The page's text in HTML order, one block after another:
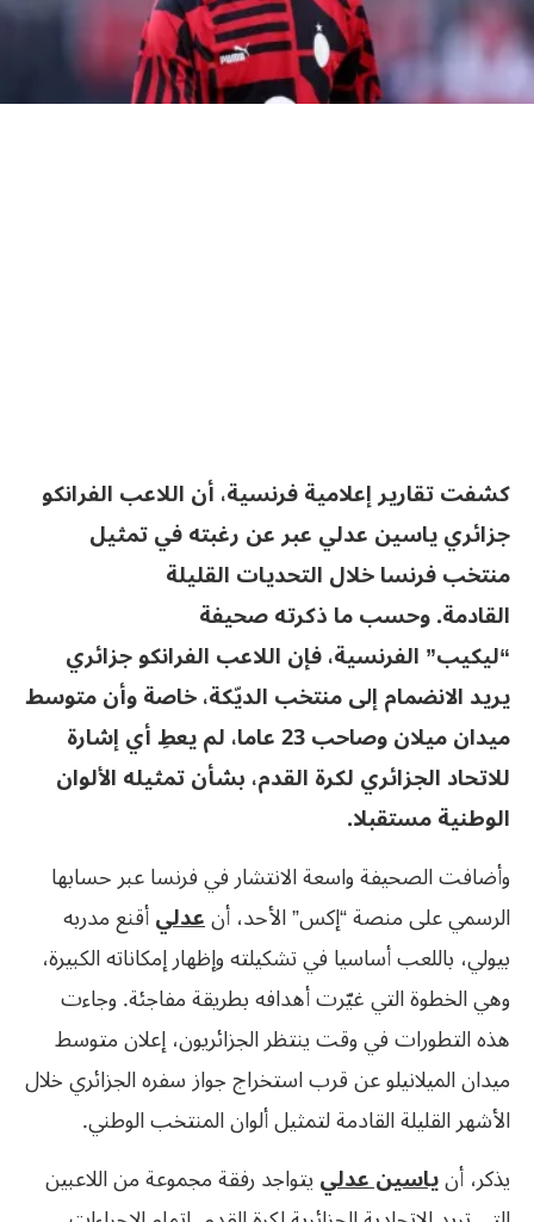
كشفت تقارير إعلامية فرنسية، أن اللاعب الفرانكو
جزائري ياسين عدلي عبر عن رغبته في تمثيل
منتخب فرنسا خلال التحديات القليلة
القادمة. وحسب ما ذكرته صحيفة
“ليكيب” الفرنسية، فإن اللاعب الفرانكو جزائري
يريد الانضمام إلى منتخب الديّكة، خاصة وأن متوسط
ميدان ميلان وصاحب 23 عاما، لم يعطِ أي إشارة
للاتحاد الجزائري لكرة القدم، بشأن تمثيله الألوان
الوطنية مستقبلا.
وأضافت الصحيفة واسعة الانتشار في فرنسا عبر حسابها
الرسمي على منصة “إكس” الأحد، أنعدليأقنع مدربه
بيولي، باللعب أساسيا في تشكيلته وإظهار إمكاناته الكبيرة،
وهي الخطوة التي غيّرت أهدافه بطريقة مفاجئة. وجاءت
هذه التطورات في وقت ينتظر الجزائريون، إعلان متوسط
ميدان الميلانيلو عن قرب استخراج جواز سفره الجزائري خلال
الأشهر القليلة القادمة لتمثيل ألوان المنتخب الوطني.
يذكر، أنياسين عدلييتواجد رفقة مجموعة من اللاعبين